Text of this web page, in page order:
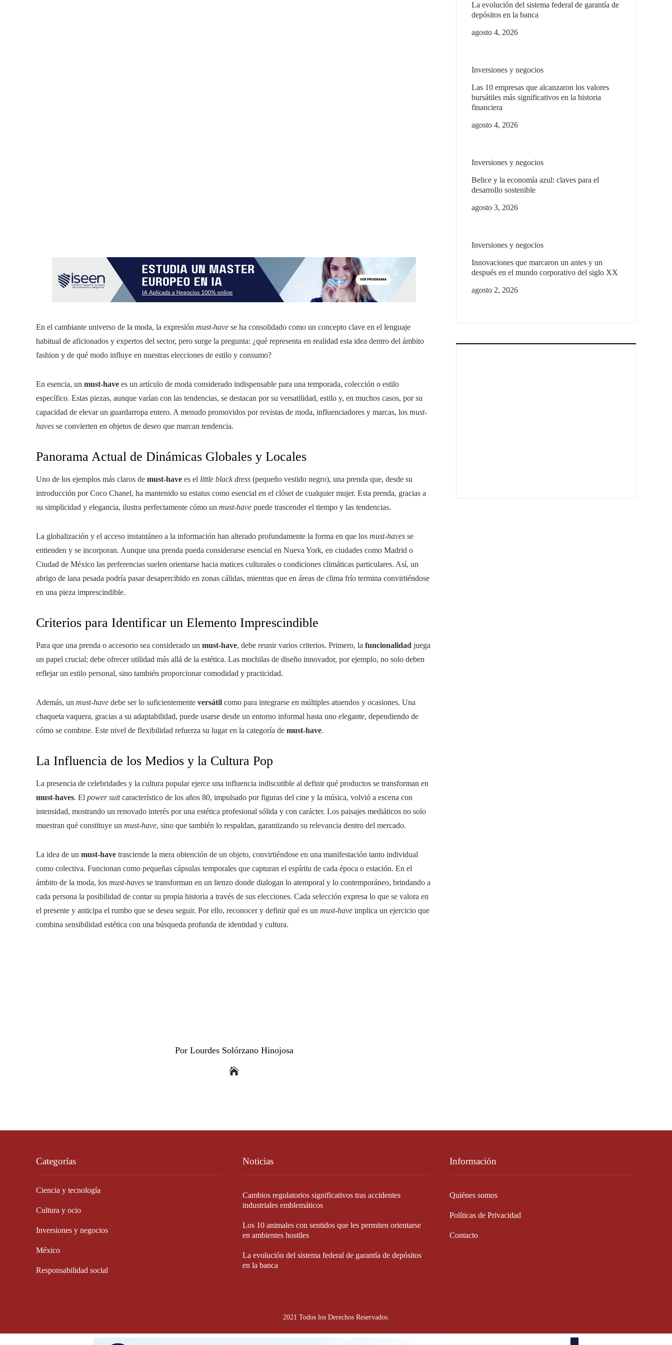
En el cambiante universo de la moda, la expresión must-have se ha consolidado como un concepto clave en el lenguaje
habitual de aficionados y expertos del sector, pero surge la pregunta: ¿qué representa en realidad esta idea dentro del ámbito
fashion y de qué modo influye en nuestras elecciones de estilo y consumo?
En esencia, un must-have es un artículo de moda considerado indispensable para una temporada, colección o estilo
específico. Estas piezas, aunque varían con las tendencias, se destacan por su versatilidad, estilo y, en muchos casos, por su
capacidad de elevar un guardarropa entero. A menudo promovidos por revistas de moda, influenciadores y marcas, los must-
haves se convierten en objetos de deseo que marcan tendencia.
Panorama Actual de Dinámicas Globales y Locales
Uno de los ejemplos más claros de must-have es el little black dress (pequeño vestido negro), una prenda que, desde su
introducción por Coco Chanel, ha mantenido su estatus como esencial en el clóset de cualquier mujer. Esta prenda, gracias a
su simplicidad y elegancia, ilustra perfectamente cómo un must-have puede trascender el tiempo y las tendencias.
La globalización y el acceso instantáneo a la información han alterado profundamente la forma en que los must-haves se
entienden y se incorporan. Aunque una prenda pueda considerarse esencial en Nueva York, en ciudades como Madrid o
Ciudad de México las preferencias suelen orientarse hacia matices culturales o condiciones climáticas particulares. Así, un
abrigo de lana pesada podría pasar desapercibido en zonas cálidas, mientras que en áreas de clima frío termina convirtiéndose
en una pieza imprescindible.
Criterios para Identificar un Elemento Imprescindible
Para que una prenda o accesorio sea considerado un must-have, debe reunir varios criterios. Primero, la funcionalidad juega
un papel crucial; debe ofrecer utilidad más allá de la estética. Las mochilas de diseño innovador, por ejemplo, no solo deben
reflejar un estilo personal, sino también proporcionar comodidad y practicidad.
Además, un must-have debe ser lo suficientemente versátil como para integrarse en múltiples atuendos y ocasiones. Una
chaqueta vaquera, gracias a su adaptabilidad, puede usarse desde un entorno informal hasta uno elegante, dependiendo de
cómo se combine. Este nivel de flexibilidad refuerza su lugar en la categoría de must-have.
La Influencia de los Medios y la Cultura Pop
La presencia de celebridades y la cultura popular ejerce una influencia indiscutible al definir qué productos se transforman en
must-haves. El power suitcaracterístico de los años 80, impulsado por figuras del cine y la música, volvió a escena con
intensidad, mostrando un renovado interés por una estética profesional sólida y con carácter. Los paisajes mediáticos no solo
muestran qué constituye un must-have, sino que también lo respaldan, garantizando su relevancia dentro del mercado.
La idea de un must-have trasciende la mera obtención de un objeto, convirtiéndose en una manifestación tanto individual
como colectiva. Funcionan como pequeñas cápsulas temporales que capturan el espíritu de cada época o estación. En el
ámbito de la moda, los must-haves se transforman en un lienzo donde dialogan lo atemporal y lo contemporáneo, brindando a
cada persona la posibilidad de contar su propia historia a través de sus elecciones. Cada selección expresa lo que se valora en
el presente y anticipa el rumbo que se desea seguir. Por ello, reconocer y definir qué es un must-have implica un ejercicio que
combina sensibilidad estética con una búsqueda profunda de identidad y cultura.
Por Lourdes Solórzano Hinojosa
La evolución del sistema federal de garantía de
depósitos en la banca
agosto 4, 2026
Inversiones y negocios
Las 10 empresas que alcanzaron los valores
bursátiles más significativos en la historia
financiera
agosto 4, 2026
Inversiones y negocios
Belice y la economía azul: claves para el
desarrollo sostenible
agosto 3, 2026
Inversiones y negocios
Innovaciones que marcaron un antes y un
después en el mundo corporativo del siglo XX
agosto 2, 2026
Categorías
Ciencia y tecnología
Cultura y ocio
Inversiones y negocios
México
Responsabilidad social
Noticias
Cambios regulatorios significativos tras accidentes
industriales emblemáticos
Los 10 animales con sentidos que les permiten orientarse
en ambientes hostiles
La evolución del sistema federal de garantía de depósitos
en la banca
Información
Quiénes somos
Políticas de Privacidad
Contacto
2021 Todos los Derechos Reservados.